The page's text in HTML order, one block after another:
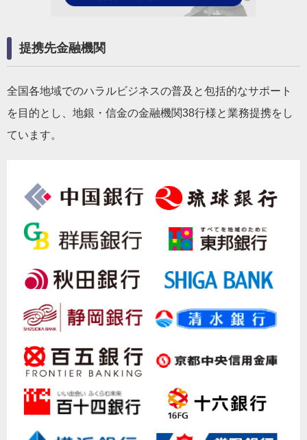
提携先金融機関
全国各地域でのハラルビジネスの普及と包括的なサポート
を目的とし、地銀・信金の金融機関38行様と業務提携をし
ています。